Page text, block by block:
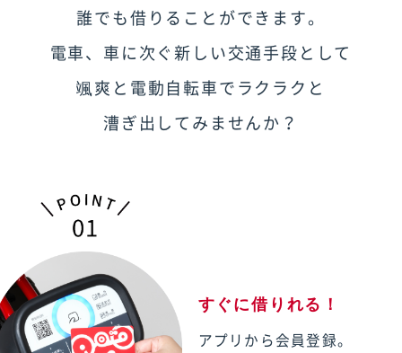
誰でも借りることができます。
電車、車に次ぐ新しい交通手段として
颯爽と 電動自転車でラクラクと
漕ぎ出してみませんか？
すぐに借りれる！
アプリから会員登録。